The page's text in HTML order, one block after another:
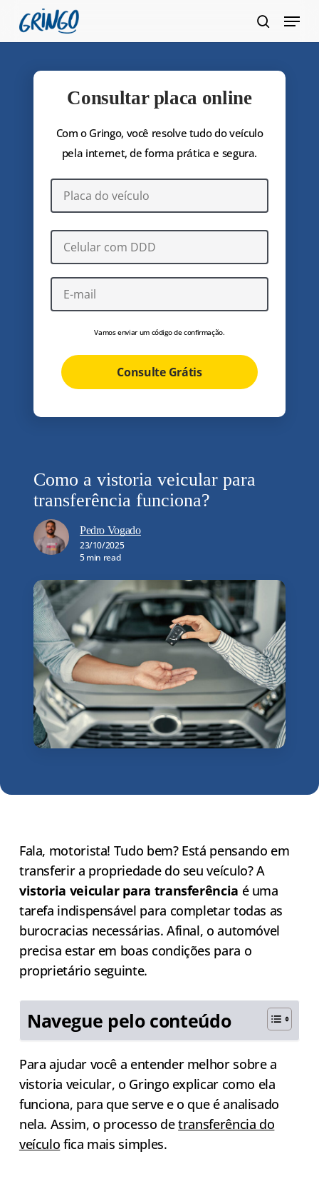
Pular
para
conteúdo
Menu
Consultar placa online
Com o Gringo, você resolve tudo do veículo
pela internet, de forma prática e segura.
Vamos enviar um código de confirmação.
Consulte Grátis
Como a vistoria veicular para
transferência funciona?
Pedro Vogado
23/10/2025
5 min read
Fala, motorista! Tudo bem? Está pensando em
transferir a propriedade do seu veículo? A
vistoria veicular para transferência é uma
tarefa indispensável para completar todas as
burocracias necessárias. Afinal, o automóvel
precisa estar em boas condições para o
proprietário seguinte.
Navegue pelo conteúdo
Para ajudar você a entender melhor sobre a
vistoria veicular, o Gringo explicar como ela
funciona, para que serve e o que é analisado
nela. Assim, o processo detransferência do
veículo fica mais simples.